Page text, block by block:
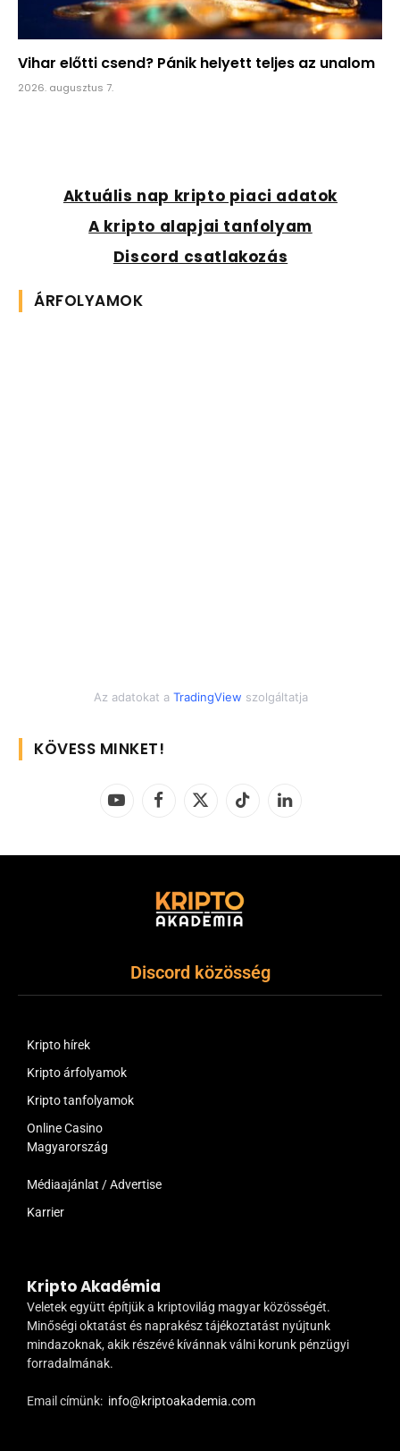
Vihar előtti csend? Pánik helyett teljes az unalom
2026. augusztus 7.
Aktuális nap kripto piaci adatok
A kripto alapjai tanfolyam
Discord csatlakozás
ÁRFOLYAMOK
Az adatokat a TradingView szolgáltatja
KÖVESS MINKET!
YouTubeFacebook
X
TikTok LinkedIn
Discord közösség
Kripto hírek
Kripto árfolyamok
Kripto tanfolyamok
Online Casino
Magyarország
Médiaajánlat / Advertise
Karrier
Kripto Akadémia
Veletek együtt építjük a kriptovilág magyar közösségét.
Minőségi oktatást és naprakész tájékoztatást nyújtunk
mindazoknak, akik részévé kívánnak válni korunk pénzügyi
forradalmának.
Email címünk: info@kriptoakademia.com